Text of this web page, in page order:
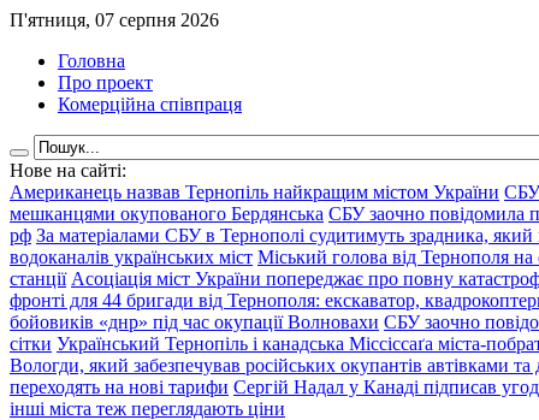
П'ятниця, 07 серпня 2026
Головна
Про проект
Комерційна співпраця
Нове на сайті:
Американець назвав Тернопіль найкращим містом України СБУ
мешканцями окупованого Бердянська СБУ заочно повідомила
рф За матеріалами СБУ в Тернополі судитимуть зрадника, який
водоканалів українських міст Міський голова від Тернополя
станції Асоціація міст України попереджає про повну
фронті для 44 бригади від Тернополя: екскаватор,
бойовиків «днр» під час окупації Волновахи СБУ заочно
сітки Український Тернопіль і канадська Міссіссаґа міста-
Вологди, який забезпечував російських окупантів автівками
переходять на нові тарифи Сергій Надал у Канаді підписав
інші міста теж переглядають ціни